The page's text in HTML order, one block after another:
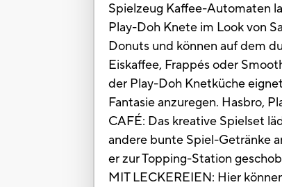
Spielzeug Kaffee-Automaten
Play-Doh Knete im Look von
Donuts und können auf dem
Eiskaffee, Frappés oder
der Play-Doh Knetküche
Fantasie anzuregen. Hasbro,
CAFÉ: Das kreative Spielset
andere bunte Spiel-Getränke
er zur Topping-Station
MIT LECKEREIEN: Hier